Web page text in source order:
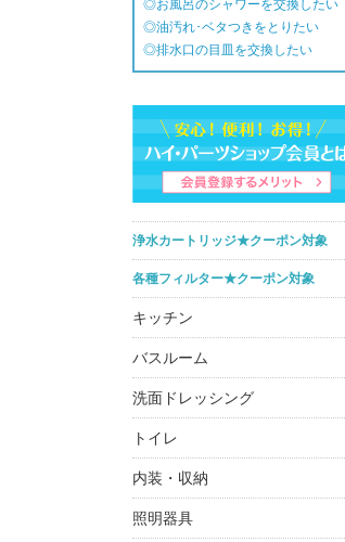
◎お風呂のシャワーを交換したい
◎油汚れ･ベタつきをとりたい
◎排水口の目皿を交換したい
浄水カートリッジ★クーポン対象
各種フィルター★クーポン対象
キッチン
バスルーム
洗面ドレッシング
トイレ
内装・収納
照明器具